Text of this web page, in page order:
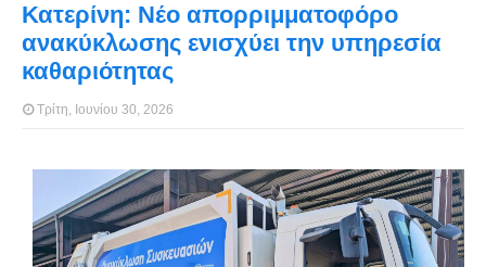
Κατερίνη: Νέο απορριμματοφόρο
ανακύκλωσης ενισχύει την υπηρεσία
καθαριότητας
Τρίτη, Ιουνίου 30, 2026